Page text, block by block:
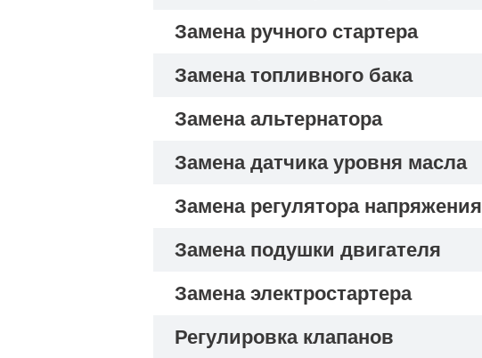
Замена ручного стартера
Замена топливного бака
Замена альтернатора
Замена датчика уровня масла
Замена регулятора напряжения
Замена подушки двигателя
Замена электростартера
Регулировка клапанов